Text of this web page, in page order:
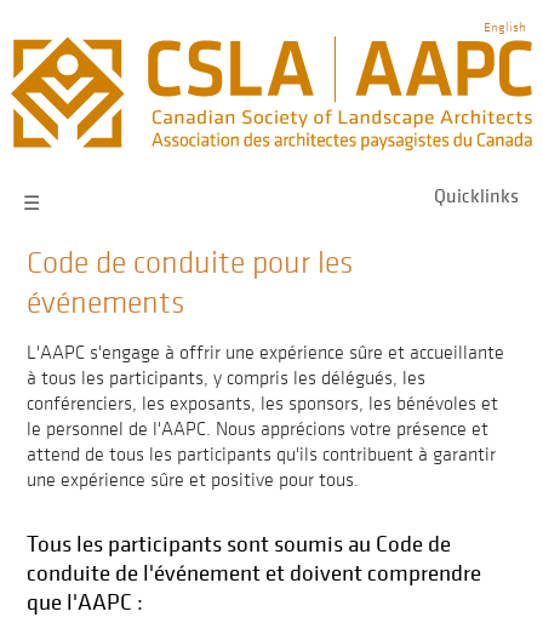
main
navigation
English
Quicklinks
☰
Code de conduite pour les
événements
L'AAPC s'engage à offrir une expérience sûre et accueillante
à tous les participants, y compris les délégués, les
conférenciers, les exposants, les sponsors, les bénévoles et
le personnel de l'AAPC. Nous apprécions votre présence et
attend de tous les participants qu'ils contribuent à garantir
une expérience sûre et positive pour tous.
Tous les participants sont soumis au Code de
conduite de l'événement et doivent comprendre
que l'AAPC :